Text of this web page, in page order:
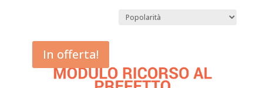
In offerta!